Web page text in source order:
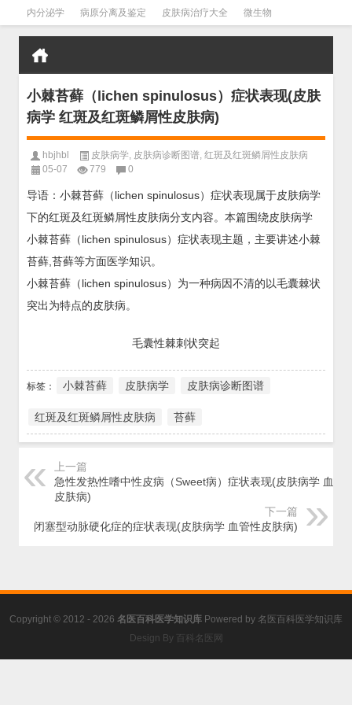
内分泌学 病原分离及鉴定 皮肤病治疗大全 微生物
皮肤病学 男科学 血液病学 心血管 口腔医学 禁戒毒品
小棘苔藓（lichen spinulosus）症状表现(皮肤
病学 红斑及红斑鳞屑性皮肤病)
hbjhbl 皮肤病学, 皮肤病诊断图谱, 红斑及红斑鳞屑性皮肤病
05-07
779 0
导语：小棘苔藓（lichen spinulosus）症状表现属于皮肤病学
下的红斑及红斑鳞屑性皮肤病分支内容。本篇围绕皮肤病学
小棘苔藓（lichen spinulosus）症状表现主题，主要讲述小棘
苔藓,苔藓等方面医学知识。
小棘苔藓（lichen spinulosus）为一种病因不清的以毛囊棘状
突出为特点的皮肤病。
毛囊性棘刺状突起
标签： 小棘苔藓 皮肤病学 皮肤病诊断图谱
红斑及红斑鳞屑性皮肤病 苔藓
上一篇
急性发热性嗜中性皮病（Sweet病）症状表现(皮肤病学 血管
皮肤病)
下一篇
闭塞型动脉硬化症的症状表现(皮肤病学 血管性皮肤病)
Copyright © 2012 - 2026 名医百科医学知识库 Powered by 名医百科医学知识库
Design By 百科名医网